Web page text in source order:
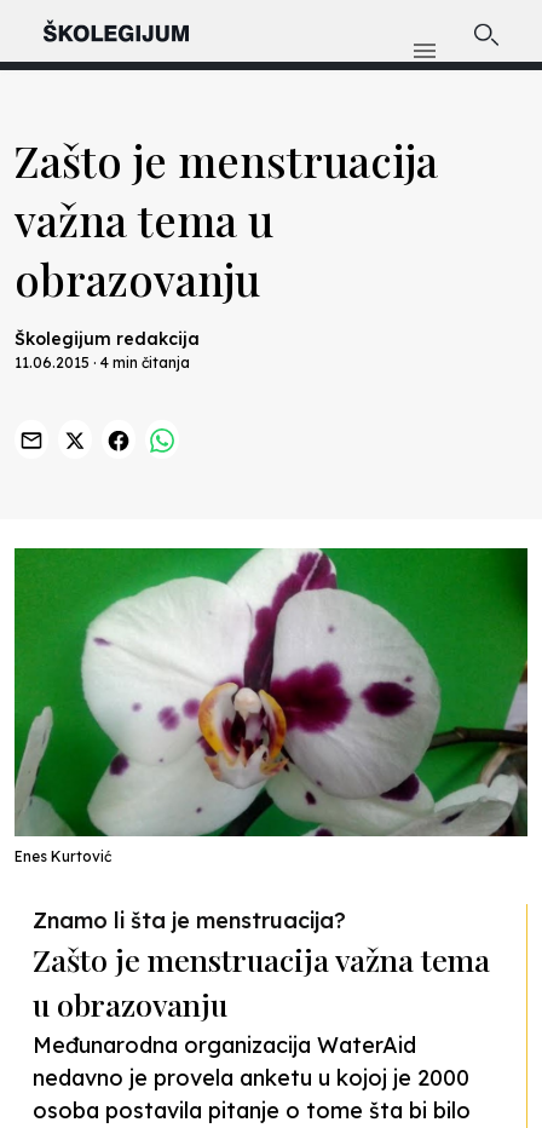
Zašto je menstruacija
važna tema u
obrazovanju
Školegijum redakcija
11.06.2015 · 4 min čitanja
Enes Kurtović
Znamo li šta je menstruacija?
Zašto je menstruacija važna tema
u obrazovanju
Međunarodna organizacija WaterAid
nedavno je provela anketu u kojoj je 2000
osoba postavila pitanje o tome šta bi bilo